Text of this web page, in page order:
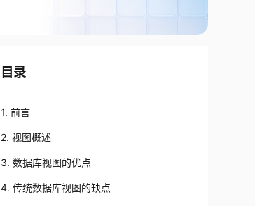
目录
1. 前言
2. 视图概述
3. 数据库视图的优点
4. 传统数据库视图的缺点